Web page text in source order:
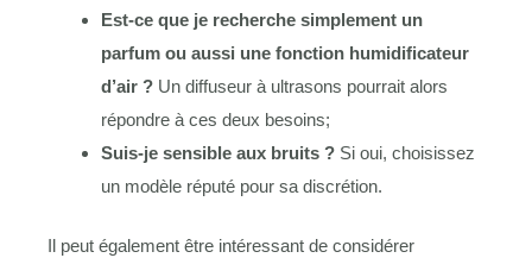
Est-ce que je recherche simplement un
parfum ou aussi une fonction humidificateur
d’air ? Un diffuseur à ultrasons pourrait alors
répondre à ces deux besoins;
Suis-je sensible aux bruits ? Si oui, choisissez
un modèle réputé pour sa discrétion.
Il peut également être intéressant de considérer